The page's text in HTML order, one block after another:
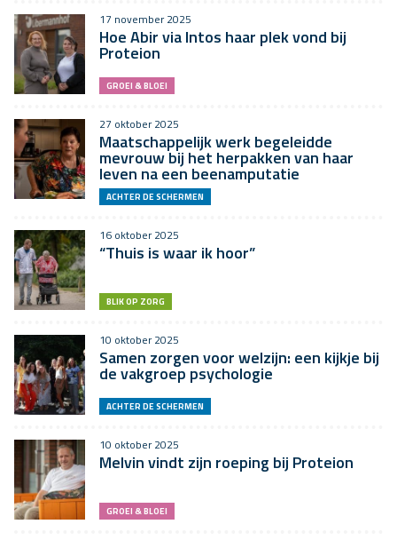
17 november 2025
Hoe Abir via Intos haar plek vond bij
Proteion
GROEI & BLOEI
27 oktober 2025
Maatschappelijk werk begeleidde
mevrouw bij het herpakken van haar
leven na een beenamputatie
ACHTER DE SCHERMEN
16 oktober 2025
“Thuis is waar ik hoor”
BLIK OP ZORG
10 oktober 2025
Samen zorgen voor welzijn: een kijkje bij
de vakgroep psychologie
ACHTER DE SCHERMEN
10 oktober 2025
Melvin vindt zijn roeping bij Proteion
GROEI & BLOEI